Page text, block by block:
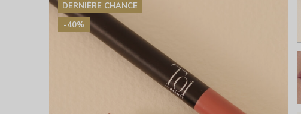
DERNIÈRE CHANCE
-40%